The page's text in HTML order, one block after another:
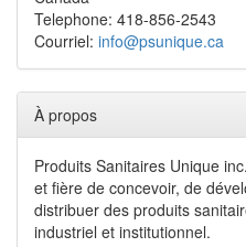
Telephone: 418-856-2543
Courriel: info@psunique.ca
À propos
Produits Sanitaires Unique
et fière de concevoir, de
distribuer des produits
industriel et institutionnel.